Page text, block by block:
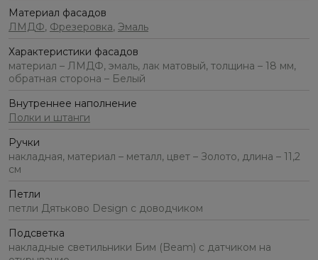
Материал фасадов
ЛМДФ, Фрезеровка, Эмаль
Характеристики фасадов
материал – ЛМДФ, эмаль, лак матовый, толщина – 18 мм,
обратная сторона – Белый
Внутреннее наполнение
Полки и штанги
Ручки
накладная, материал – металл, цвет – Золото, длина – 11,2
см
Петли
петли Дятьково Design с доводчиком
Подсветка
накладные светильники Бим (Beam) с датчиком на